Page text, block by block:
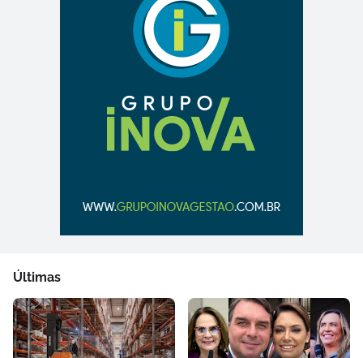
Últimas